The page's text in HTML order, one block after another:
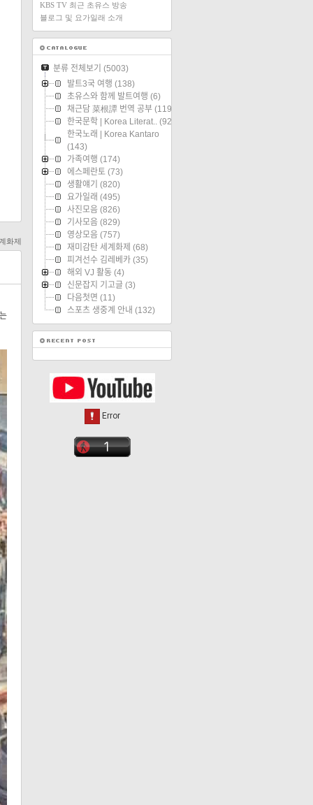
화제
KBS TV 최근 초유스 방송
블로그 및 요가일래 소개
분류 전체보기 (5003)
발트3국 여행 (138)
초유스와 함께 발트여행 (6)
채근담 菜根譚 번역 공부 (119)
한국문학 | Korea Literat.. (92)
한국노래 | Korea Kantaro
(143)
가족여행 (174)
에스페란토 (73)
생활얘기 (820)
요가일래 (495)
사진모음 (826)
기사모음 (829)
영상모음 (757)
재미감탄 세계화제 (68)
피겨선수 김레베카 (35)
해외 VJ 활동 (4)
신문잡지 기고글 (3)
다음첫면 (11)
스포츠 생중계 안내 (132)